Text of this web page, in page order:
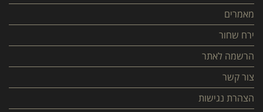
מאמרים
ירח שחור
הרשמה לאתר
צור קשר
הצהרת נגישות